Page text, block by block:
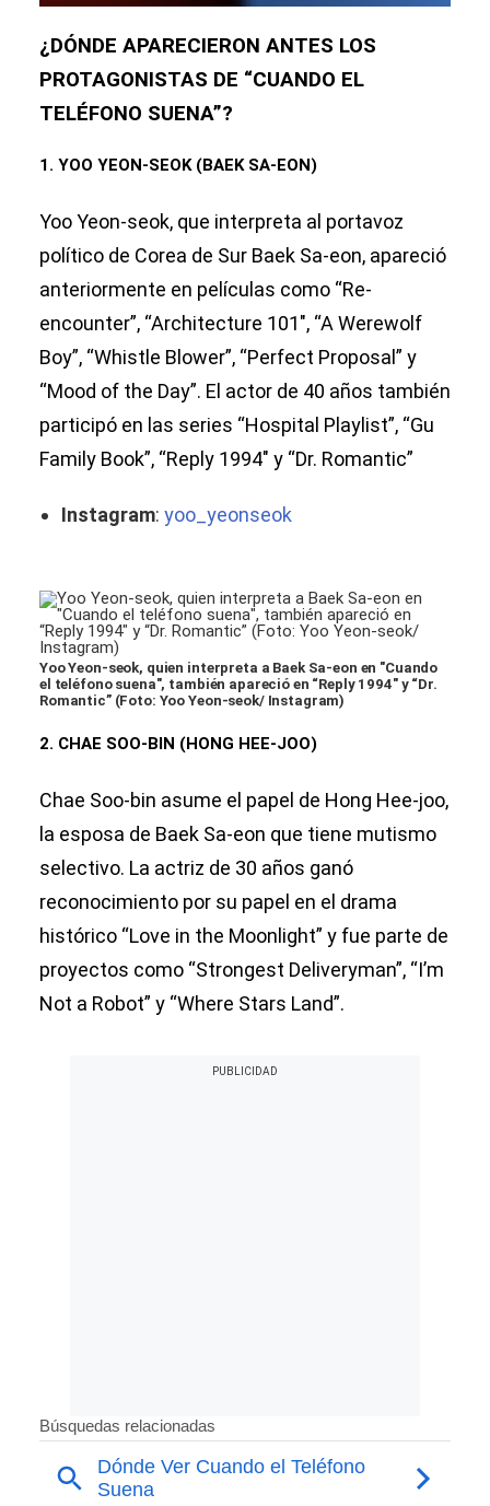
¿DÓNDE APARECIERON ANTES LOS
PROTAGONISTAS DE “CUANDO EL
TELÉFONO SUENA”?
1. YOO YEON-SEOK (BAEK SA-EON)
Yoo Yeon-seok, que interpreta al portavoz
político de Corea de Sur Baek Sa-eon, apareció
anteriormente en películas como “Re-
encounter”, “Architecture 101″, “A Werewolf
Boy”, “Whistle Blower”, “Perfect Proposal” y
“Mood of the Day”. El actor de 40 años también
participó en las series “Hospital Playlist”, “Gu
Family Book”, “Reply 1994″ y “Dr. Romantic”
Instagram: yoo_yeonseok
Yoo Yeon-seok, quien interpreta a Baek Sa-eon en "Cuando
el teléfono suena", también apareció en “Reply 1994″ y “Dr.
Romantic” (Foto: Yoo Yeon-seok/ Instagram)
2. CHAE SOO-BIN (HONG HEE-JOO)
Chae Soo-bin asume el papel de Hong Hee-joo,
la esposa de Baek Sa-eon que tiene mutismo
selectivo. La actriz de 30 años ganó
reconocimiento por su papel en el drama
histórico “Love in the Moonlight” y fue parte de
proyectos como “Strongest Deliveryman”, “I’m
Not a Robot” y “Where Stars Land”.